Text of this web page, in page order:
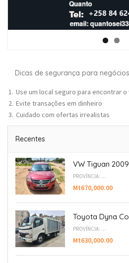
Dicas de segurança para negócios
Use um local seguro para encontrar
Evite transações em dinheiro
Cuidado com ofertas irrealistas
Recentes
VW Tiguan 2009
PROVÍNCIA: ...
Mt670,000.00
Toyota Dyna
PROVÍNCIA: ...
Mt630,000.00